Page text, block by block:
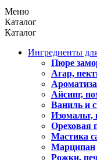
Меню
Каталог
Каталог
Ингредиенты
Пюре
Агар,
Айсинг,
Ваниль и
Изомальт,
Ореховая
Мастика
Марципан
Рожки,